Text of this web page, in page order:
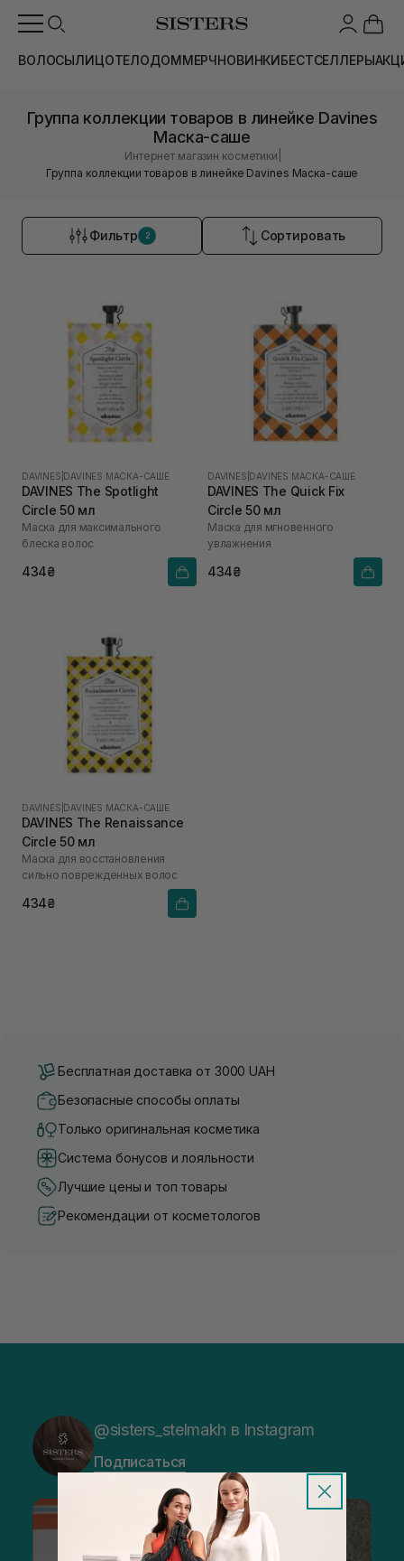
ВОЛОСЫЛИЦОТЕЛОДОММЕРЧНОВИНКИБЕСТСЕЛЛЕРЫ
Группа коллекции товаров в линейке Davines
Маска-саше
Интернет магазин косметики
Группа коллекции товаров в линейке Davines Маска-саше
Фильтр 2 Сортировать
DAVINES DAVINES МАСКА-САШЕ
DAVINES The Spotlight
Circle 50 мл
Маска для максимального
блеска волос
434₴
DAVINES DAVINES МАСКА-САШЕ
DAVINES The Quick Fix
Circle 50 мл
Маска для мгновенного
увлажнения
434₴
DAVINES DAVINES МАСКА-САШЕ
DAVINES The Renaissance
Circle 50 мл
Маска для восстановления
сильно поврежденных волос
434₴
Бесплатная доставка от 3000 UAH
Безопасные способы оплаты
Только оригинальная косметика
Система бонусов и лояльности
Лучшие цены и топ товары
Рекомендации от косметологов
@sisters_stelmakh в Instagram
Подписаться